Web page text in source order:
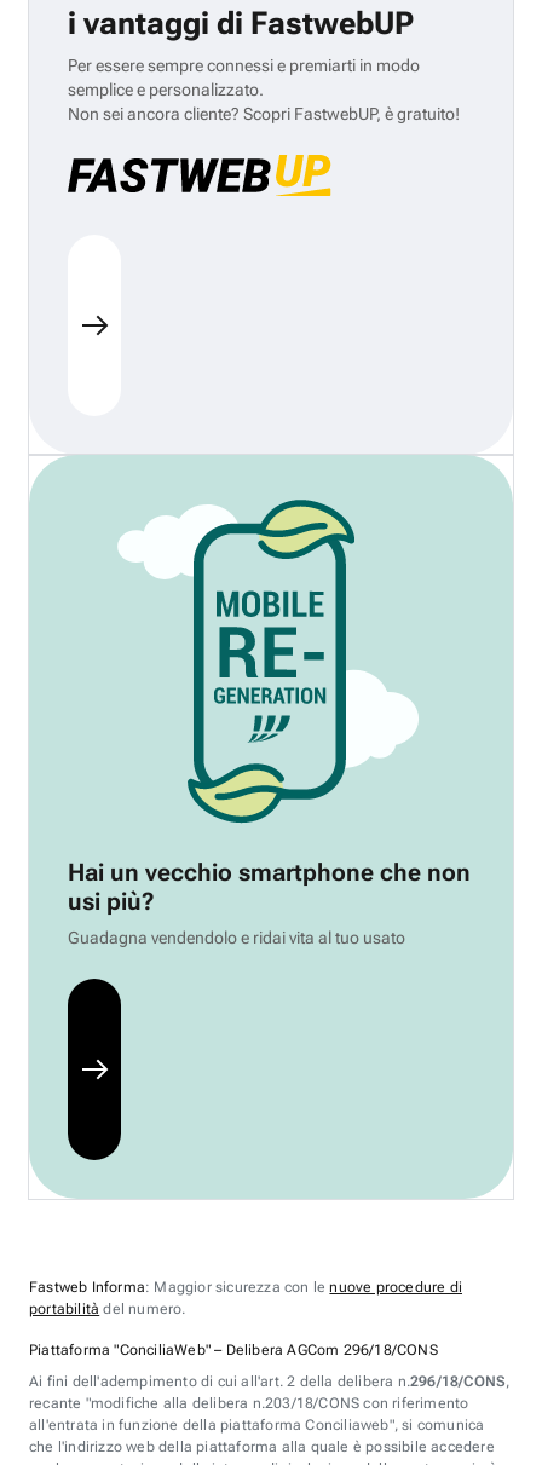
i vantaggi di FastwebUP
Per essere sempre connessi e premiarti in modo
semplice e personalizzato.
Non sei ancora cliente? Scopri FastwebUP, è gratuito!
Hai un vecchio smartphone che non
usi più?
Guadagna vendendolo e ridai vita al tuo usato
Fastweb Informa: Maggior sicurezza con lenuove procedure di
portabilità del numero.
Piattaforma "ConciliaWeb" – Delibera AGCom 296/18/CONS
Ai fini dell'adempimento di cui all'art. 2 della delibera n.296/18/CONS,
recante "modifiche alla delibera n.203/18/CONS con riferimento
all'entrata in funzione della piattaforma Conciliaweb", si comunica
che l'indirizzo web della piattaforma alla quale è possibile accedere